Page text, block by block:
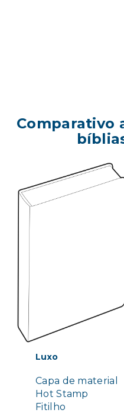
Comparativo
Luxo
Capa de material
Hot Stamp
Fitilho